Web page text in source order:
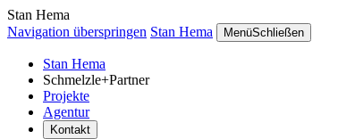
Stan Hema
Navigation überspringen Stan Hema MenüSchließen
Stan Hema
Schmelzle+Partner
Projekte
Agentur
Kontakt